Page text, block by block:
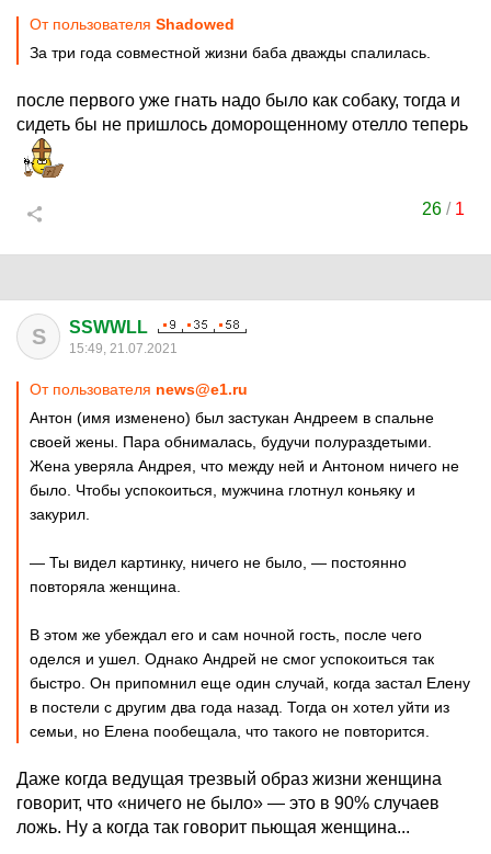
От пользователя Shadowed
За три года совместной жизни баба дважды спалилась.
после первого уже гнать надо было как собаку, тогда и
сидеть бы не пришлось доморощенному отелло теперь
26 / 1
S SSWWLL
15:49, 21.07.2021
От пользователя news@e1.ru
Антон (имя изменено) был застукан Андреем в спальне
своей жены. Пара обнималась, будучи полураздетыми.
Жена уверяла Андрея, что между ней и Антоном ничего не
было. Чтобы успокоиться, мужчина глотнул коньяку и
закурил.
— Ты видел картинку, ничего не было, — постоянно
повторяла женщина.
В этом же убеждал его и сам ночной гость, после чего
оделся и ушел. Однако Андрей не смог успокоиться так
быстро. Он припомнил еще один случай, когда застал Елену
в постели с другим два года назад. Тогда он хотел уйти из
семьи, но Елена пообещала, что такого не повторится.
Даже когда ведущая трезвый образ жизни женщина
говорит, что «ничего не было» — это в 90% случаев
ложь. Ну а когда так говорит пьющая женщина...